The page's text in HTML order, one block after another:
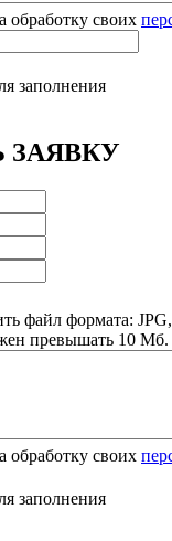
обработку своих
заполнения
файл формата:
превышать 10 Мб.
обработку своих
заполнения